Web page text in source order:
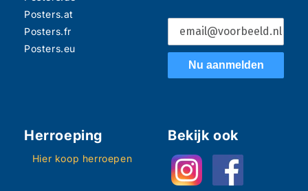
Posters.at
Posters.fr
Posters.eu
Nu aanmelden
Herroeping
Hier koop herroepen
Bekijk ook